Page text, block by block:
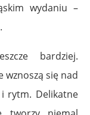
wydaniu –
bardziej.
wznoszą się nad
rytm. Delikatne